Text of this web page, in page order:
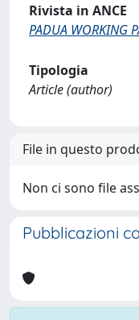
Rivista in ANCE
PADUA WORKING
Tipologia
Article (author)
File in questo
Non ci sono file
Pubblicazioni